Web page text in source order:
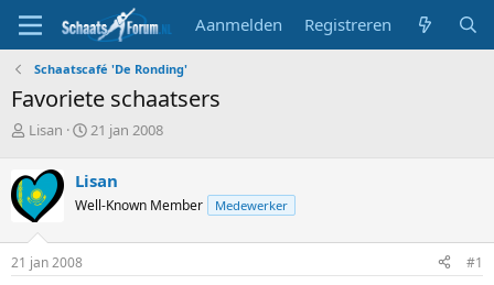
Aanmelden Registreren
Schaatscafé 'De Ronding'
Favoriete schaatsers
T
c
s
t
a
Lisan
S
r
t
a
21 jan 2008
Lisan
Well-Known Member Medewerker
21 jan 2008 #1